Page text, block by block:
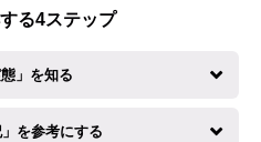
る4ステップ
」を知る
を参考にする